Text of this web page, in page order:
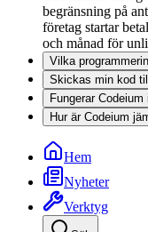
begränsning på
företag startar
och månad för
Vilka
Skickas min kod
Fungerar
Hur är Codeium
Hem
Nyheter
Verktyg